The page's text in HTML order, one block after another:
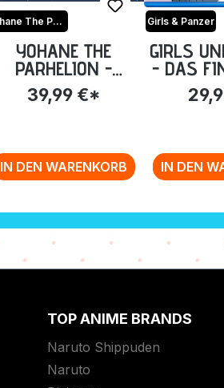
Yohane The Parhelion - Sunshine in the Mirror
YOHANE THE
PARHELION -
SUNSHINE IN THE
MIRROR - VOL. 1:
39,99 €*
IN DEN WARENKORB
Girls & Panzer
GIRLS
- DAS
4
IN DEN
TOP ANIME BRANDS
Naruto Shippuden
Naruto